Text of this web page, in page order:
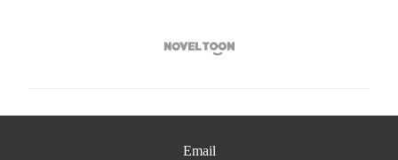

Email